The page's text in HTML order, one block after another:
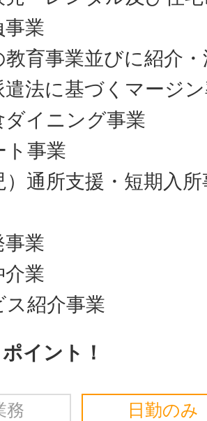
事業
教育事業並びに紹介
遣法に基づくマージ
ダイニング事業
ト事業
）通所支援・短期入所
事業
介業
ス紹介事業
イント！
務 日勤のみ